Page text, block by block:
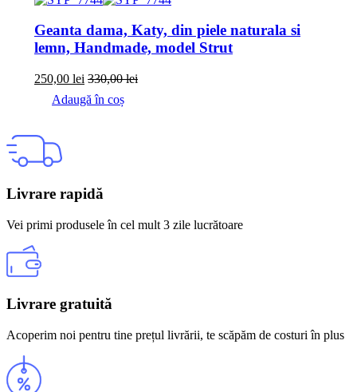
Geanta dama, Katy, din piele naturala si
lemn, Handmade, model Strut
250,00 lei 330,00lei
Adaugă în coș
Livrare rapidă
Vei primi produsele în cel mult 3 zile lucrătoare
Livrare gratuită
Acoperim noi pentru tine prețul livrării, te scăpăm de costuri în plus